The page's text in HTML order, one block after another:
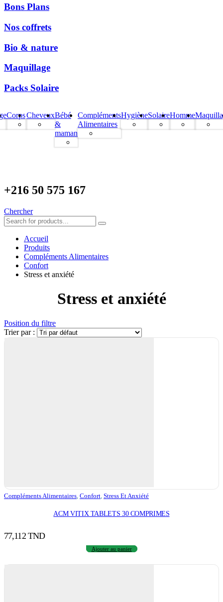
Bons Plans
Nos coffrets
Bio & nature
Maquillage
Packs Solaire
CorpsCheveuxBébé
&
maman
Compléments
Alimentaires
HygièneSolaireHomme
+216 50 575 167
Chercher
Accueil
Produits
Compléments Alimentaires
Confort
Stress et anxiété
Stress et anxiété
Position du filtre
Trier par :
Compléments Alimentaires Confort Stress Et Anxiété
ACM VITIX TABLETS 30 COMPRIMES
77,112 TND
Ajouter au panier